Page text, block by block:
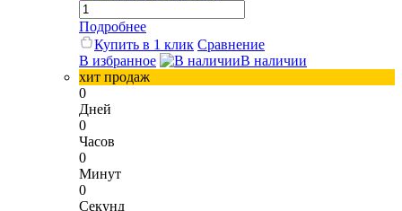
Подробнее
Купить в 1 клик Сравнение
В избранное
В наличии
хит продаж
0
Дней
0
Часов
0
Минут
0
Секунд